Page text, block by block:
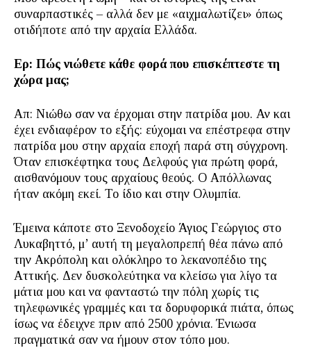
συναρπαστικές – αλλά δεν με «αιχμαλωτίζει» όπως
οτιδήποτε από την αρχαία Ελλάδα.
Ερ: Πώς νιώθετε κάθε φορά που επισκέπτεστε τη
χώρα μας;
Απ: Νιώθω σαν να έρχομαι στην πατρίδα μου. Αν και
έχει ενδιαφέρον το εξής: εύχομαι να επέστρεφα στην
πατρίδα μου στην αρχαία εποχή παρά στη σύγχρονη.
Όταν επισκέφτηκα τους Δελφούς για πρώτη φορά,
αισθανόμουν τους αρχαίους θεούς. Ο Απόλλωνας
ήταν ακόμη εκεί. Το ίδιο και στην Ολυμπία.
Έμεινα κάποτε στο Ξενοδοχείο Άγιος Γεώργιος στο
Λυκαβηττό, μ’ αυτή τη μεγαλοπρεπή θέα πάνω από
την Ακρόπολη και ολόκληρο το λεκανοπέδιο της
Αττικής. Δεν δυσκολεύτηκα να κλείσω για λίγο τα
μάτια μου και να φανταστώ την πόλη χωρίς τις
τηλεφωνικές γραμμές και τα δορυφορικά πιάτα, όπως
ίσως να έδειχνε πριν από 2500 χρόνια. Ένιωσα
πραγματικά σαν να ήμουν στον τόπο μου.